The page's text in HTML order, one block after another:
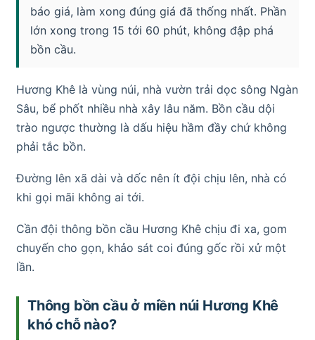
báo giá, làm xong đúng giá đã thống nhất. Phần
lớn xong trong 15 tới 60 phút, không đập phá
bồn cầu.
Hương Khê là vùng núi, nhà vườn trải dọc sông Ngàn
Sâu, bể phốt nhiều nhà xây lâu năm. Bồn cầu dội
trào ngược thường là dấu hiệu hầm đầy chứ không
phải tắc bồn.
Đường lên xã dài và dốc nên ít đội chịu lên, nhà có
khi gọi mãi không ai tới.
Cần đội thông bồn cầu Hương Khê chịu đi xa, gom
chuyến cho gọn, khảo sát coi đúng gốc rồi xử một
lần.
Thông bồn cầu ở miền núi Hương Khê
khó chỗ nào?